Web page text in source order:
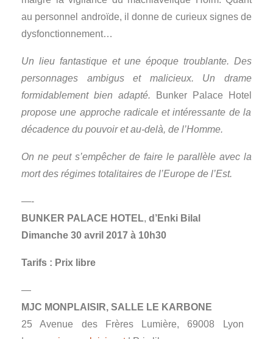
au personnel androïde, il donne de curieux signes de
dysfonctionnement…
Un lieu fantastique et une époque troublante. Des
personnages ambigus et malicieux. Un drame
formidablement bien adapté.
Bunker Palace Hotel
propose une approche radicale et intéressante de la
décadence du pouvoir et au-delà, de l’Homme.
On ne peut s’empêcher de faire le parallèle avec la
mort des régimes totalitaires de l’Europe de l’Est.
—-
BUNKER PALACE HOTEL, d’Enki Bilal
Dimanche 30 avril 2017 à 10h30
Tarifs : Prix libre
—
MJC MONPLAISIR, SALLE LE KARBONE
25 Avenue des Frères Lumière, 69008 Lyon ‎